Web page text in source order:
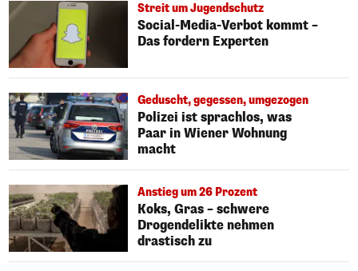
Streit um Jugendschutz
Social-Media-Verbot kommt –
Das fordern Experten
Geduscht, gegessen, umgezogen
Polizei ist sprachlos, was
Paar in Wiener Wohnung
macht
Anstieg um 26 Prozent
Koks, Gras – schwere
Drogendelikte nehmen
drastisch zu